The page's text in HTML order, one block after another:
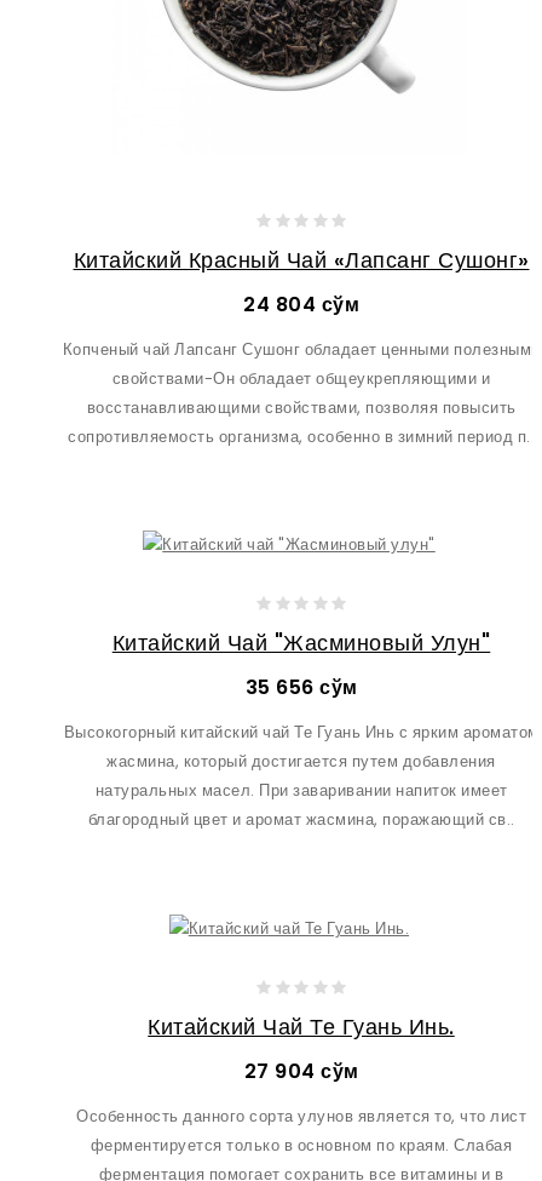
Китайский Красный Чай «Лапсанг Сушонг»
24 804 сўм
Копченый чай Лапсанг Сушонг обладает ценными полезными
свойствами-Он обладает общеукрепляющими и
восстанавливающими свойствами, позволяя повысить
сопротивляемость организма, особенно в зимний период п..
Китайский Чай "Жасминовый Улун"
35 656 сўм
Высокогорный китайский чай Те Гуань Инь с ярким ароматом
жасмина, который достигается путем добавления
натуральных масел. При заваривании напиток имеет
благородный цвет и аромат жасмина, поражающий св..
Китайский Чай Те Гуань Инь.
27 904 сўм
Особенность данного сорта улунов является то, что лист
ферментируется только в основном по краям. Слабая
ферментация помогает сохранить все витамины и в